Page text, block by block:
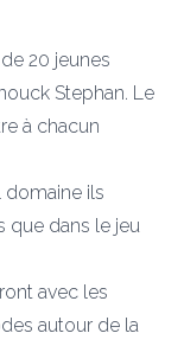
20 jeunes
Stephan. Le
à chacun
domaine ils
que dans le jeu
avec les
autour de la